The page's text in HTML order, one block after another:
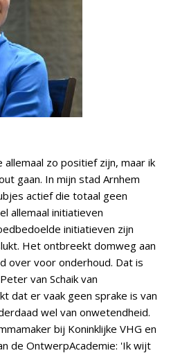
allemaal zo positief zijn, maar ik
gaan. In mijn stad Arnhem
actief die totaal geen
allemaal initiatieven
initiatieven zijn
Het ontbreekt domweg aan
over voor onderhoud. Dat is
van Schaik van
dat er vaak geen sprake is van
wel van onwetendheid.
bij Koninklijke VHG en
de OntwerpAcademie: 'Ik wijt